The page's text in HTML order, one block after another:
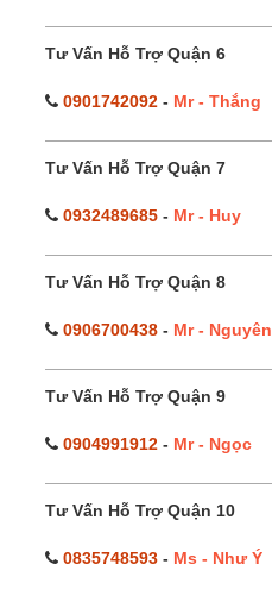
Tư Vấn Hỗ Trợ Quận 6
0901742092 - Mr - Thắng
Tư Vấn Hỗ Trợ Quận 7
0932489685 - Mr - Huy
Tư Vấn Hỗ Trợ Quận 8
0906700438 - Mr - Nguyên
Tư Vấn Hỗ Trợ Quận 9
0904991912 - Mr - Ngọc
Tư Vấn Hỗ Trợ Quận 10
0835748593 - Ms - Như Ý